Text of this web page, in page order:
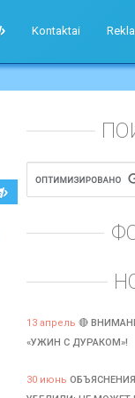
Kontaktai
13 апрель 🔴
«УЖИН С ДУРАКОМ»!
30 июнь